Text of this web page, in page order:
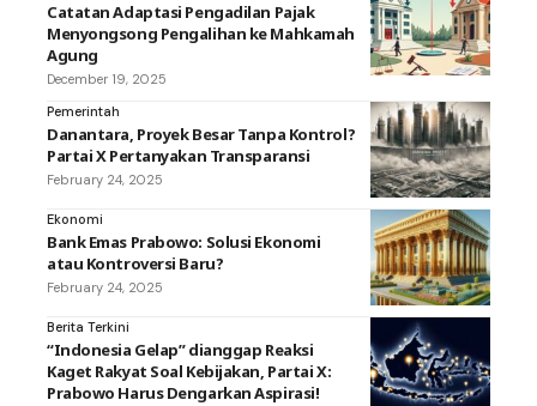
Catatan Adaptasi Pengadilan Pajak
Menyongsong Pengalihan ke Mahkamah
Agung
December 19, 2025
Pemerintah
Danantara, Proyek Besar Tanpa Kontrol?
Partai X Pertanyakan Transparansi
February 24, 2025
Ekonomi
Bank Emas Prabowo: Solusi Ekonomi
atau Kontroversi Baru?
February 24, 2025
Berita Terkini
“Indonesia Gelap” dianggap Reaksi
Kaget Rakyat Soal Kebijakan, Partai X:
Prabowo Harus Dengarkan Aspirasi!